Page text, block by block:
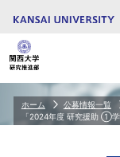
ホーム 公募情報一覧
「2024年度 研究援助 ①